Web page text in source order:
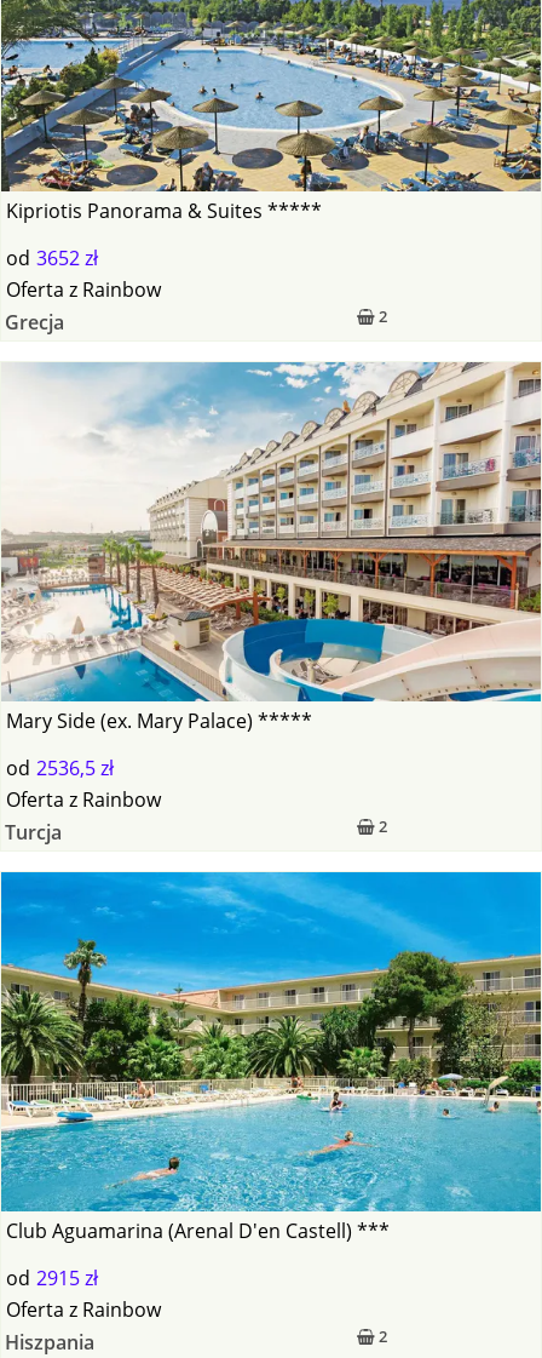
Kipriotis Panorama & Suites *****
od 3652 zł
2
Oferta z Rainbow
Grecja
Mary Side (ex. Mary Palace) *****
od 2536,5 zł
2
Oferta z Rainbow
Turcja
Club Aguamarina (Arenal D'en Castell) ***
od 2915 zł
2
Oferta z Rainbow
Hiszpania